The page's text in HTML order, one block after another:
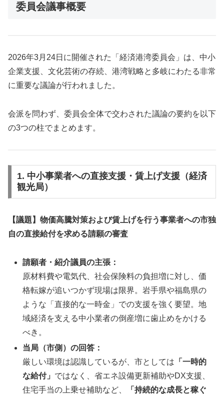
委員会議事概要
2026年3月24日に開催された「経済港湾委員会」は、中小
企業支援、文化芸術の存続、港湾戦略と多岐にわたる非常
に重要な議論が行われました。
会派を問わず、委員会全体で交わされた議論の要約を以下
の3つの柱でまとめます。
1. 中小事業者への直接支援・賃上げ支援（経済
観光局）
【議題】物価高騰対策および賃上げを行う事業者への市独
自の直接給付を求める請願の審査
請願者・紹介議員の主張：
原材料費や電気代、社会保険料の負担増に対し、価
格転嫁が追いつかず現場は限界。岩手県や福島県の
ような「直接的な一時金」での支援を強く要望。地
域経済を支える中小業者の倒産増に歯止めをかける
べき。
当局（市側）の回答：
厳しい環境は認識しているが、市としては 「一時的
な給付」 ではなく、省エネ設備更新補助やDX支援、
住宅手当の上乗せ補助など、
「持続的な成長と稼ぐ